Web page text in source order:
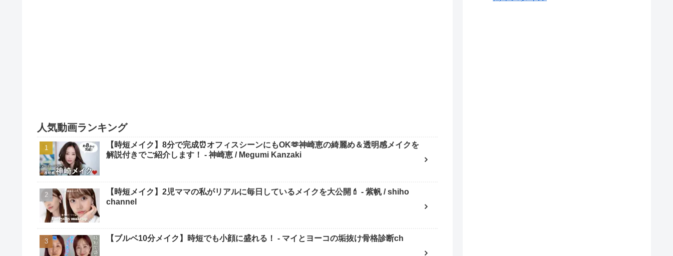
人気動画ランキング
【時短メイク】8分で完成⏰オフィスシーンにもOK🫶神崎恵の綺麗め＆透明感メイクを
解説付きでご紹介します！ - 神崎恵 / Megumi Kanzaki
【時短メイク】2児ママの私がリアルに毎日しているメイクを大公開💄 - 紫帆 / shiho
channel
【ブルベ10分メイク】時短でも小顔に盛れる！ - マイとヨーコの垢抜け骨格診断ch